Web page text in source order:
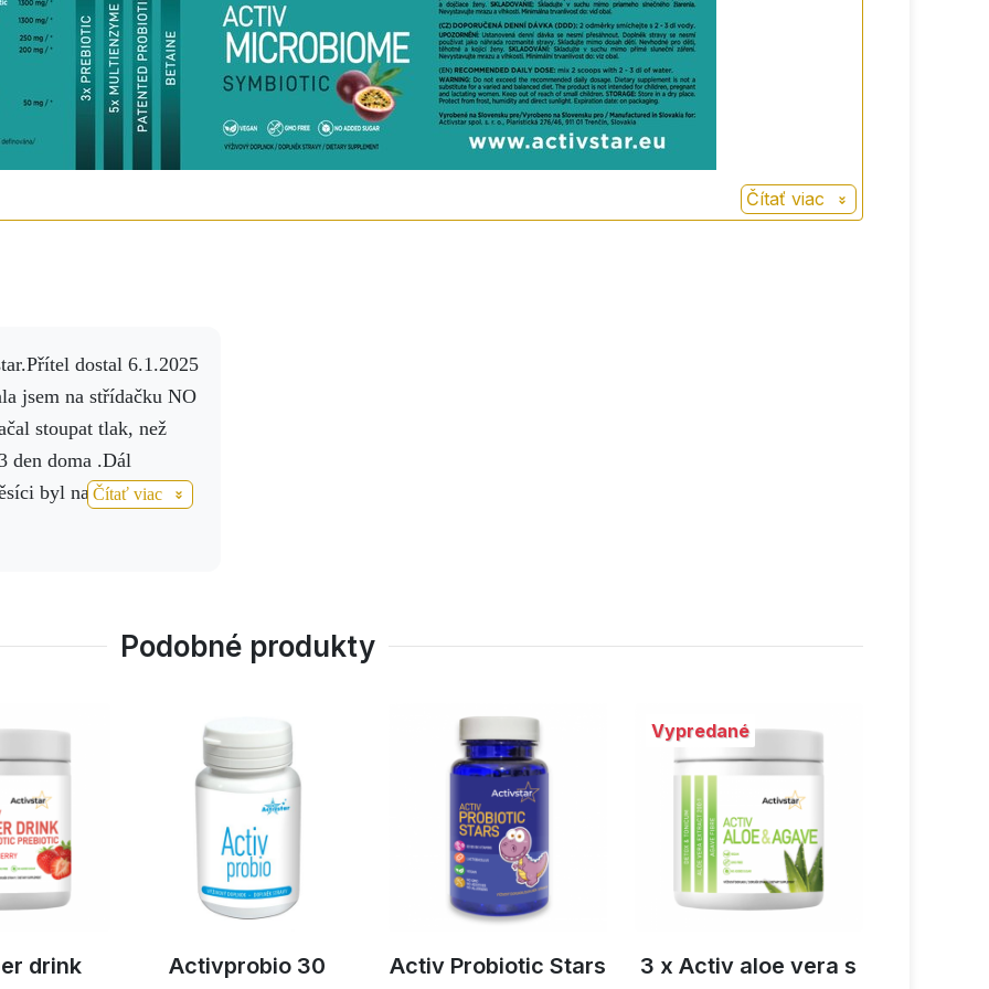
Čítať viac
jsem na střídačku NO
stoupat tlak, než
den doma .Dál
byl na kontrole a
kontrola ,bez
Produkty používal
Čítať viac
Podobné produkty
30
Activ Probiotic Stars
3 x Activ aloe vera s
Activ Digest drink